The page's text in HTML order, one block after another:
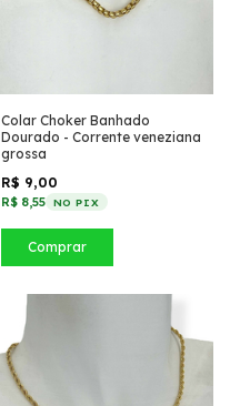
Colar Choker Banhado
Dourado - Corrente veneziana
grossa
R$ 9,00
R$ 8,55 NO PIX
Comprar